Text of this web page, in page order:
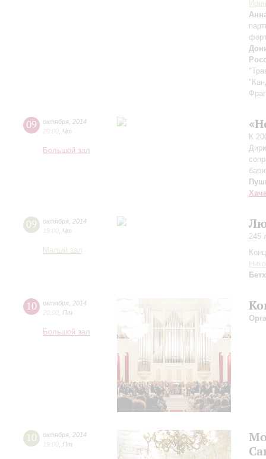
09 октября 2014
20:00 Чт
Большой зал
К
09 октября 2014
19:00 Чт
Малый зал
245
10 октября 2014
20:00 Пт
Большой зал
10 октября 2014
19:00 Пт